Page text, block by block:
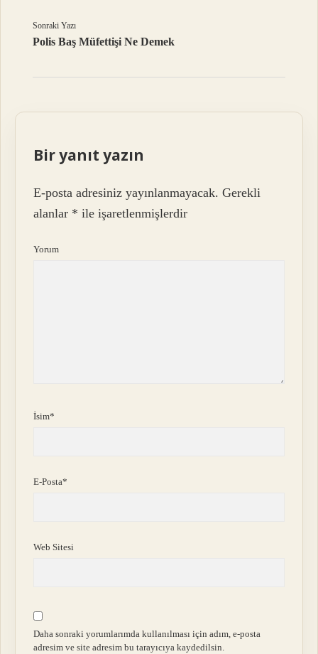
Sonraki Yazı
Polis Baş Müfettişi Ne Demek
Bir yanıt yazın
E-posta adresiniz yayınlanmayacak. Gerekli
alanlar * ile işaretlenmişlerdir
Yorum
İsim*
E-Posta*
Web Sitesi
Daha sonraki yorumlarımda kullanılması için adım, e-posta
adresim ve site adresim bu tarayıcıya kaydedilsin.